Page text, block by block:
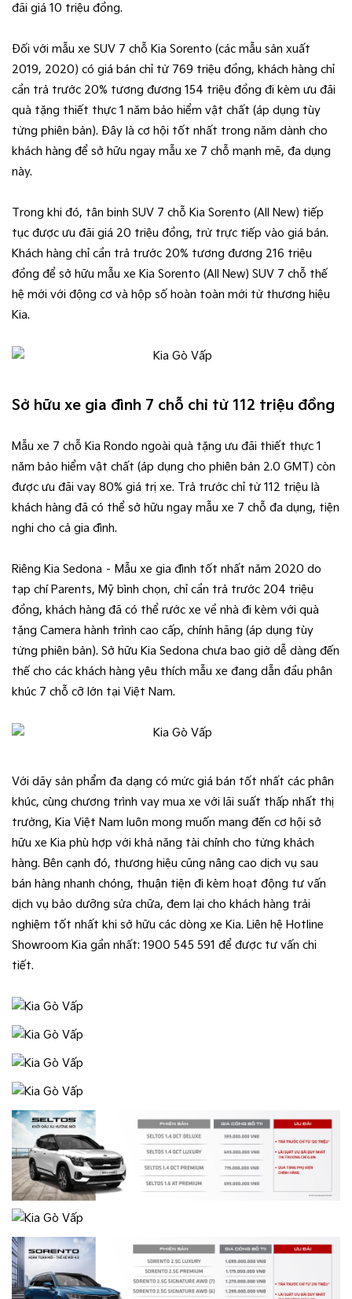
đãi giá 10 triệu đồng.
Đối với mẫu xe SUV 7 chỗ Kia Sorento (các mẫu sản xuất
2019, 2020) có giá bán chỉ từ 769 triệu đồng, khách hàng chỉ
cần trả trước 20% tương đương 154 triệu đồng đi kèm ưu đãi
quà tặng thiết thực 1 năm bảo hiểm vật chất (áp dụng tùy
từng phiên bản). Đây là cơ hội tốt nhất trong năm dành cho
khách hàng để sở hữu ngay mẫu xe 7 chỗ mạnh mẽ, đa dụng
này.
Trong khi đó, tân binh SUV 7 chỗ Kia Sorento (All New) tiếp
tục được ưu đãi giá 20 triệu đồng, trừ trực tiếp vào giá bán.
Khách hàng chỉ cần trả trước 20% tương đương 216 triệu
đồng để sở hữu mẫu xe Kia Sorento (All New) SUV 7 chỗ thế
hệ mới với động cơ và hộp số hoàn toàn mới từ thương hiệu
Kia.
Sở hữu xe gia đình 7 chỗ chỉ từ 112 triệu đồng
Mẫu xe 7 chỗ Kia Rondo ngoài quà tặng ưu đãi thiết thực 1
năm bảo hiểm vật chất (áp dụng cho phiên bản 2.0 GMT) còn
được ưu đãi vay 80% giá trị xe. Trả trước chỉ từ 112 triệu là
khách hàng đã có thể sở hữu ngay mẫu xe 7 chỗ đa dụng, tiện
nghi cho cả gia đình.
Riêng Kia Sedona – Mẫu xe gia đình tốt nhất năm 2020 do
tạp chí Parents, Mỹ bình chọn, chỉ cần trả trước 204 triệu
đồng, khách hàng đã có thể rước xe về nhà đi kèm với quà
tặng Camera hành trình cao cấp, chính hãng (áp dụng tùy
từng phiên bản). Sở hữu Kia Sedona chưa bao giờ dễ dàng đến
thế cho các khách hàng yêu thích mẫu xe đang dẫn đầu phân
khúc 7 chỗ cỡ lớn tại Việt Nam.
Với dãy sản phẩm đa dạng có mức giá bán tốt nhất các phân
khúc, cùng chương trình vay mua xe với lãi suất thấp nhất thị
trường, Kia Việt Nam luôn mong muốn mang đến cơ hội sở
hữu xe Kia phù hợp với khả năng tài chính cho từng khách
hàng. Bên cạnh đó, thương hiệu cũng nâng cao dịch vụ sau
bán hàng nhanh chóng, thuận tiện đi kèm hoạt động tư vấn
dịch vụ bảo dưỡng sửa chữa, đem lại cho khách hàng trải
nghiệm tốt nhất khi sở hữu các dòng xe Kia. Liên hệ Hotline
Showroom Kia gần nhất: 1900 545 591 để được tư vấn chi
tiết.